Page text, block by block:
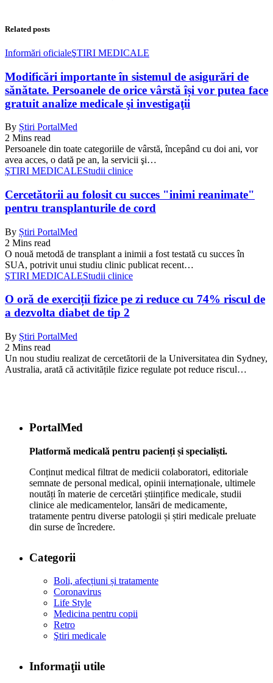
Related posts
Informări oficialeŞTIRI MEDICALE
Modificări importante în sistemul de asigurări de
sănătate. Persoanele de orice vârstă își vor putea face
gratuit analize medicale şi investigaţii
By Știri PortalMed
2 Mins read
Persoanele din toate categoriile de vârstă, începând cu doi ani, vor
avea acces, o dată pe an, la servicii şi…
ŞTIRI MEDICALEStudii clinice
Cercetătorii au folosit cu succes "inimi reanimate"
pentru transplanturile de cord
By Știri PortalMed
2 Mins read
O nouă metodă de transplant a inimii a fost testată cu succes în
SUA, potrivit unui studiu clinic publicat recent…
ŞTIRI MEDICALEStudii clinice
O oră de exerciții fizice pe zi reduce cu 74% riscul de
a dezvolta diabet de tip 2
By Știri PortalMed
2 Mins read
Un nou studiu realizat de cercetătorii de la Universitatea din Sydney,
Australia, arată că activitățile fizice regulate pot reduce riscul…
PortalMed
Platformă medicală pentru pacienți și specialiști.
Conținut medical filtrat de medicii colaboratori, editoriale
semnate de personal medical, opinii internaționale, ultimele
noutăți în materie de cercetări științifice medicale, studii
clinice ale medicamentelor, lansări de medicamente,
tratamente pentru diverse patologii și știri medicale preluate
din surse de încredere.
Categorii
Boli, afecțiuni și tratamente
Coronavirus
Life Style
Medicina pentru copii
Retro
Ştiri medicale
Informaţii utile